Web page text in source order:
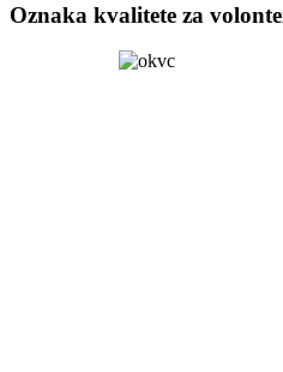
Oznaka kvalitete za